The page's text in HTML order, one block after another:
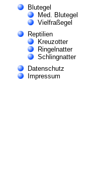
Blutegel
Med. Blutegel
Vielfraßegel
Reptilien
Kreuzotter
Ringelnatter
Schlingnatter
Datenschutz
Impressum